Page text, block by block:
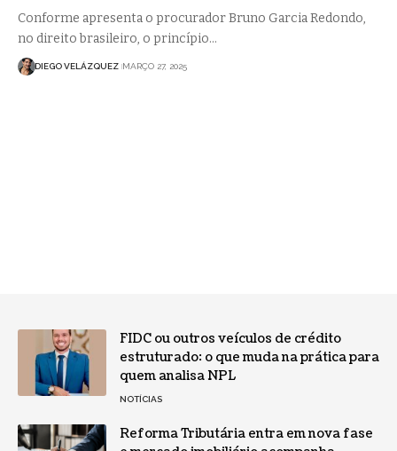
Conforme apresenta o procurador Bruno Garcia Redondo,
no direito brasileiro, o princípio…
DIEGO VELÁZQUEZ MARÇO 27, 2025
FIDC ou outros veículos de crédito
estruturado: o que muda na prática para
quem analisa NPL
NOTÍCIAS
Reforma Tributária entra em nova fase